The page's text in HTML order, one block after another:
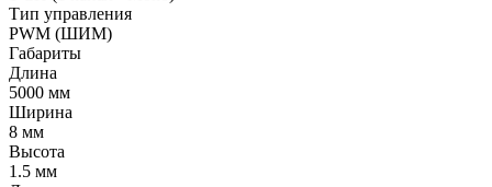
Тип управления
PWM (ШИМ)
Габариты
Длина
5000 мм
Ширина
8 мм
Высота
1.5 мм